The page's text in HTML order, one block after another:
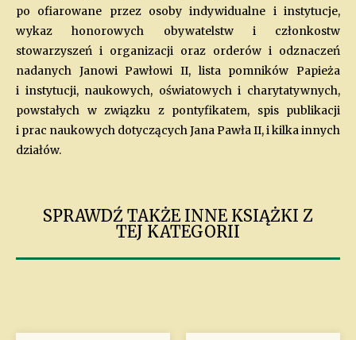
po ofiarowane przez osoby indywidualne i instytucje,
wykaz honorowych obywatelstw i członkostw
stowarzyszeń i organizacji oraz orderów i odznaczeń
nadanych Janowi Pawłowi II, lista pomników Papieża
i instytucji, naukowych, oświatowych i charytatywnych,
powstałych w związku z pontyfikatem, spis publikacji
i prac naukowych dotyczących Jana Pawła II, i kilka innych
działów.
SPRAWDŹ TAKŻE INNE KSIĄŻKI Z
TEJ KATEGORII